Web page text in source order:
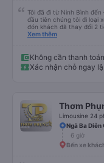
Tôi đã đi từ Ninh Bình
đầu tiên chúng tôi đi loại
đón khách đã thay đổi 2
báo qua email. Chúng tôi
phút. Khi xe buýt đến, tài
chăm sóc khách hàng
giường ngủ thoải mái. Tài
Xem thêm
Không cần thanh
Xác nhận chỗ ngay
Thơm
Limousine 24
Ngã Ba Diễn
6 giờ
Bến xe